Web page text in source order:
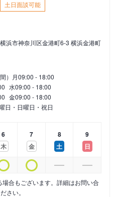
土日面談可能
浜市神奈川区金港町6-3 横浜金港町
） 月09:00 - 18:00
水09:00 - 18:00
金09:00 - 18:00
日・日曜日・祝日
6
木
7
金
8
土
9
日
合もございます。詳細はお問い合
さい。